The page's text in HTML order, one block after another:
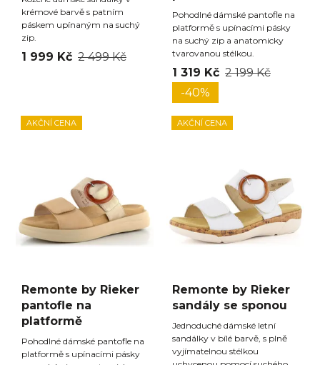
krémové barvě s patním
páskem upínaným na suchý
zip.
1 999 Kč 2 499 Kč
Pohodlné dámské pantofle na
platformě s upínacími pásky
na suchý zip a anatomicky
tvarovanou stélkou.
1 319 Kč 2 199 Kč
-40%
AKČNÍ CENA
Remonte by Rieker
pantofle na
platformě
Pohodlné dámské pantofle na
platformě s upínacími pásky
AKČNÍ CENA
Remonte by Rieker
sandály se sponou
Jednoduché dámské letní
sandálky v bílé barvě, s plně
vyjímatelnou stélkou